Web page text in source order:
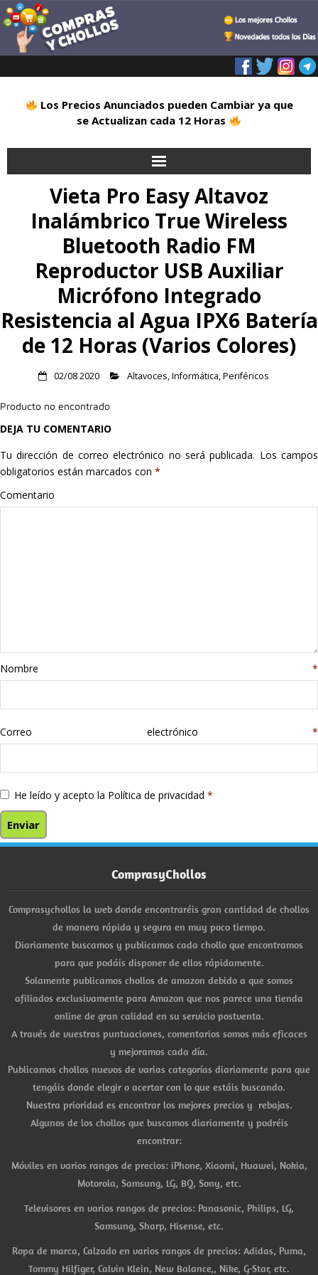
Los Precios Anunciados pueden Cambiar ya que
se Actualizan cada 12 Horas
Alimentación
Blog
Hogar
Informática
Listas
Multimedia
Telefonía
Vieta Pro Easy Altavoz
Inalámbrico True Wireless
Bluetooth Radio FM
Reproductor USB Auxiliar
Micrófono Integrado
Resistencia al Agua IPX6 Batería
de 12 Horas (Varios Colores)
02/08 2020 Altavoces,Informática,Periféricos
Producto no encontrado
DEJA TU COMENTARIO
Tu dirección de correo electrónico no será publicada. Los campos
obligatorios están marcados con *
Comentario
Nombre *
Correo electrónico *
He leído y acepto la Política de privacidad *
ComprasyChollos
Comprasychollos la web donde encontraréis gran cantidad de chollos
de manera rápida y segura en muy poco tiempo.
Diariamente buscamos y publicamos cada chollo que encontramos
para que podáis disponer de ellos rápidamente.
Solamente publicamos chollos de amazon debido a que somos
afiliados exclusivamente para Amazon que nos parece una tienda
online de gran calidad en su servicio postventa.
A través de vuestras puntuaciones, comentarios somos más eficaces
y mejoramos cada día.
Publicamos chollos nuevos de varias categorías diariamente para que
tengáis donde elegir o acertar con lo que estáis buscando.
Nuestra prioridad es encontrar los mejores precios y rebajas.
Algunos de los chollos que buscamos diariamente y podréis
encontrar:
Móviles en varios rangos de precios: iPhone, Xiaomi, Huawei, Nokia,
Motorola, Samsung, LG, BQ, Sony, etc.
Televisores en varios rangos de precios: Panasonic, Philips, LG,
Samsung, Sharp, Hisense, etc.
Ropa de marca, Calzado en varios rangos de precios: Adidas, Puma,
Tommy Hilfiger, Calvin Klein, New Balance,, Nike, G-Star, etc.